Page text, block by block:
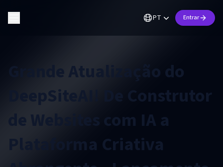
PT Entrar
Grande Atualização do
DeepSiteAI! De Construtor
de Websites com IA a
Plataforma Criativa